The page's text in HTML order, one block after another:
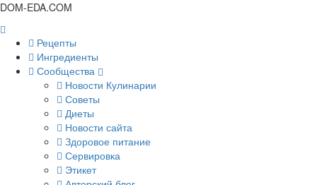
DOM-EDA.COM
Рецепты
Ингредиенты
Сообщества
Новости Кулинарии
Советы
Диеты
Новости сайта
Здоровое питание
Сервировка
Этикет